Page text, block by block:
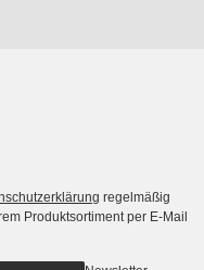
regelmäßig
Produktsortiment per E-Mail